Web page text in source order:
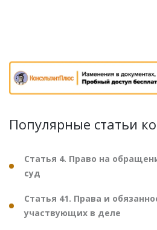
Популярные статьи
Статья 4. Право на
суд
Статья 41. Права и
участвующих в деле